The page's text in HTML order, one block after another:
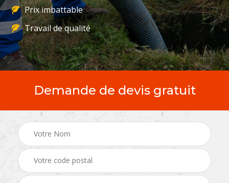
Prix imbattable
Travail de qualité
Demande de devis gratuit